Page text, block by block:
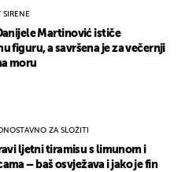
SIRENE
Martinović ističe
figuru, a savršena je za večernji
moru
ZA SLOŽITI
ljetni tiramisu s limunom i
– baš osvježava i jako je fin